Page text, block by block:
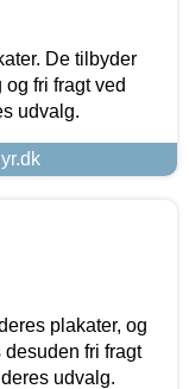
De tilbyder
fri fragt ved
udvalg.
plakater, og
desuden fri fragt
udvalg.